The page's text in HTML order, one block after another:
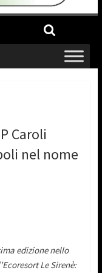
Caroli
nel nome
edizione nello
Le Sirenè: